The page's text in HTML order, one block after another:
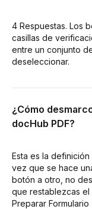
4 Respuestas. Los
casillas de
entre un conjunto
deseleccionar.
¿Cómo
docHub PDF?
Esta es la
vez que se hace
botón a otro, no
que restablezcas el
Preparar